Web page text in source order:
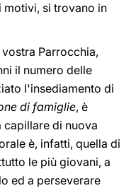
motivi, si trovano in
Parrocchia,
il numero delle
l'insediamento di
di famiglie, è
capillare di nuova
è, infatti, quella di
le più giovani, a
ed a perseverare